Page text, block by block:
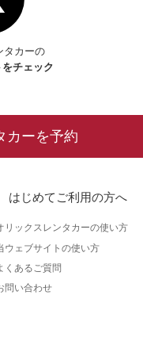
タカーの
チェック
カーを予約
はじめてご利用の方へ
リックスレンタカーの使い方
ウェブサイトの使い方
くあるご質問
問い合わせ